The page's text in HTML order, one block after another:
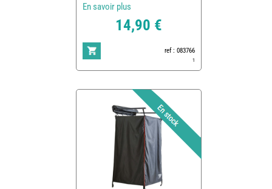
En savoir plus
14,90 €
ref : 083766
1